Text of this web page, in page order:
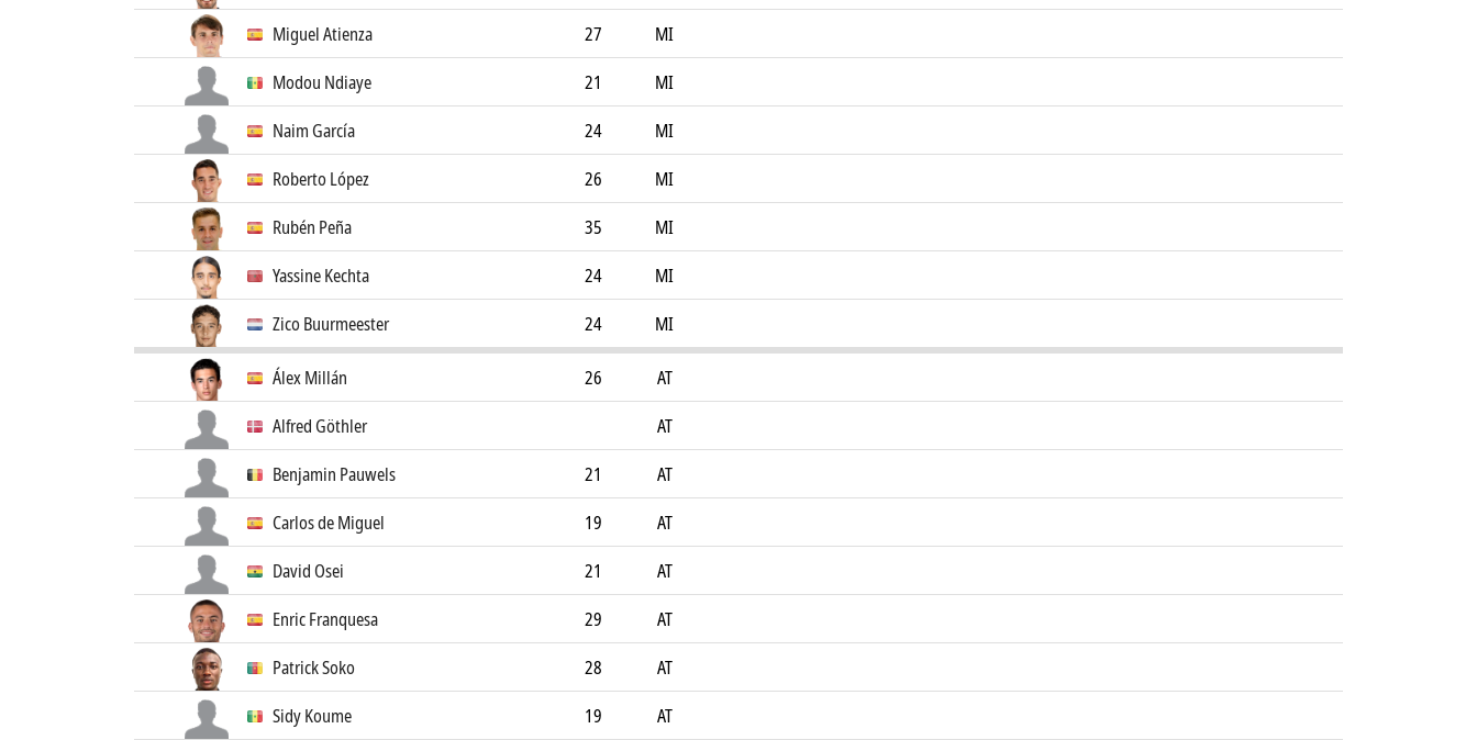
Miguel Atienza
27
MI
Modou Ndiaye
21
MI
Naim García
24
MI
Roberto López
26
MI
Rubén Peña
35
MI
Yassine Kechta
24
MI
Zico Buurmeester
24 MI
Álex Millán 26
AT
Alfred Göthler
AT
Benjamin Pauwels
21
AT
Carlos de Miguel
19
AT
David Osei
21
AT
Enric Franquesa
29
AT
Patrick Soko
28
AT
Sidy Koume
19
AT